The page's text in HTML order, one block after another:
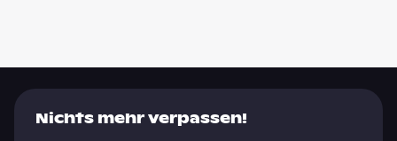
Nichts mehr verpassen!